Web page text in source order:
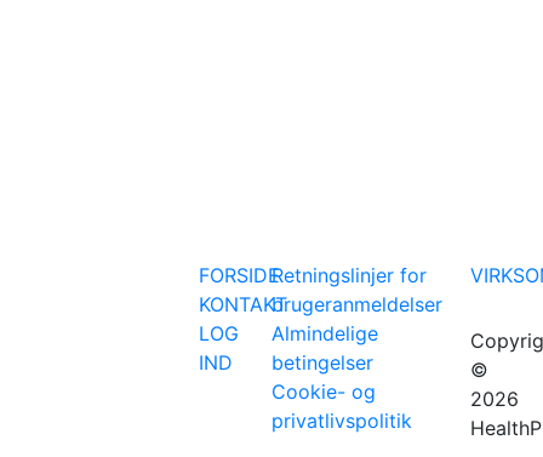
FORSIDE
KONTAKT
LOG
IND
Retningslinjer for
brugeranmeldelser
Almindelige
betingelser
Cookie- og
privatlivspolitik
©
2026